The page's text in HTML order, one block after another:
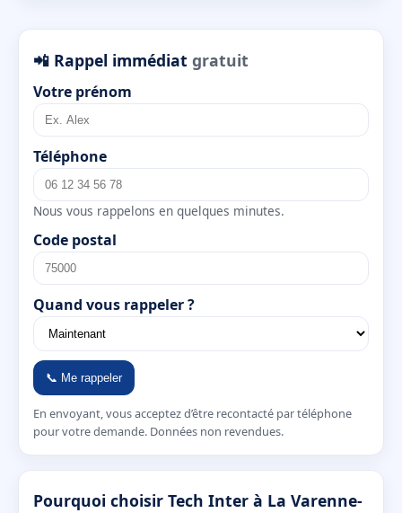
📲 Rappel immédiat gratuit
Votre prénom
Téléphone
Nous vous rappelons en quelques minutes.
Code postal
Quand vous rappeler ?
📞 Me rappeler
En envoyant, vous acceptez d’être recontacté par téléphone
pour votre demande. Données non revendues.
Pourquoi choisir Tech Inter à La Varenne-